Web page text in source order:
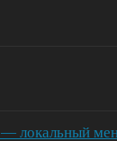
локальный